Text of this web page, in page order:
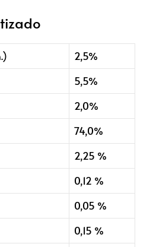
2,5%
5,5%
2,0%
74,0%
2,25 %
0,12 %
0,05 %
0,15 %